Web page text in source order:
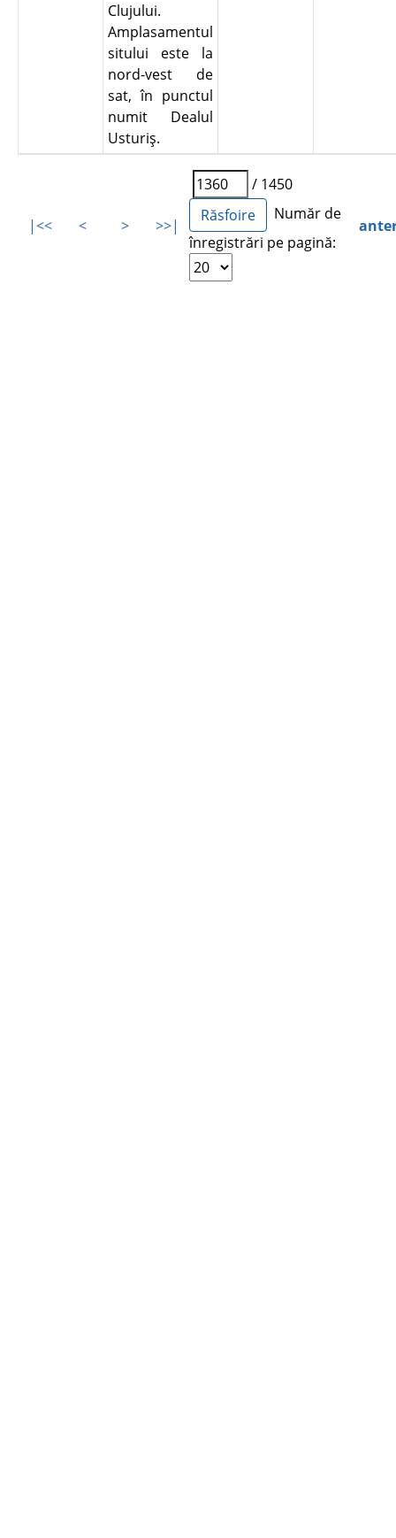
Clujului.
Amplasamentul
sitului este la
nord-vest de
sat, în punctul
numit Dealul
Usturiş.
|<< < > >>|
/ 1450
Număr de
înregistrări pe pagină: